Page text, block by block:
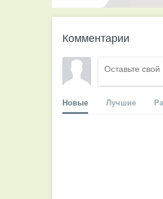
Комментарии
Новые Лучшие